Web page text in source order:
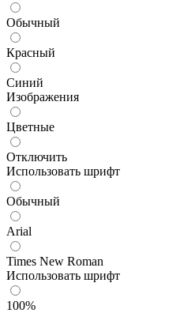
Обычный
Красный
Синий
Изображения
Цветные
Отключить
Использовать шрифт
Обычный
Arial
Times New Roman
Использовать шрифт
100%